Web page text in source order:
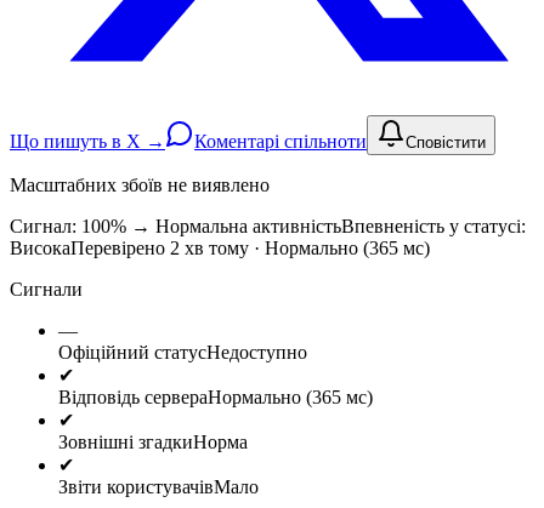
Що пишуть в X → Коментарі спільноти Сповістити
Масштабних збоїв не виявлено
Сигнал: 100% → Нормальна активністьВпевненість у статусі:
ВисокаПеревірено 2 хв тому · Нормально (365 мс)
Сигнали
—
Офіційний статусНедоступно
✔
Відповідь сервераНормально (365 мс)
✔
Зовнішні згадкиНорма
✔
Звіти користувачівМало